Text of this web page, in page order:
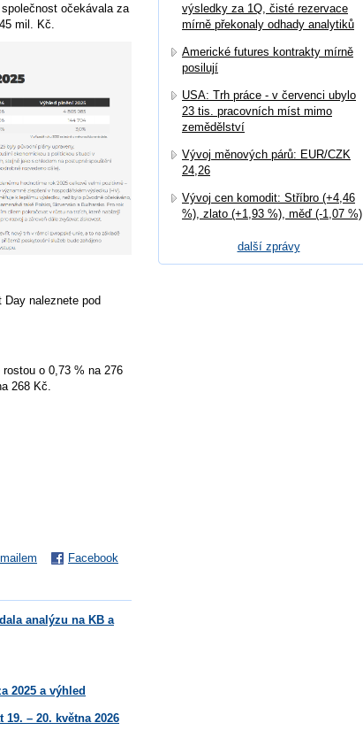
očekávala za
mil. Kč.
naleznete pod
o 0,73 % na 276
268 Kč.
Facebook
analýzu na KB a
2025 a výhled
– 20. května 2026
výsledky za 1Q, čisté rezervace
mírně překonaly odhady analytiků
Americké futures kontrakty mírně
posilují
USA: Trh práce - v červenci ubylo
23 tis. pracovních míst mimo
zemědělství
Vývoj měnových párů: EUR/CZK
24,26
Vývoj cen komodit: Stříbro (+4,46
%), zlato (+1,93 %), měď (-1,07 %)
další zprávy